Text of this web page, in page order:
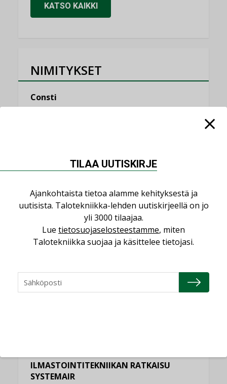
KATSO KAIKKI
NIMITYKSET
Consti
NIMITYKSET
Granlund Oy
Schneider Electric
NIMITYKSET
KATSO KAIKKI
ILMASTOINTITEKNIIKAN RATKAISU
SYSTEMAIR
TILAA UUTISKIRJE
Ajankohtaista tietoa alamme kehityksestä ja
uutisista. Talotekniikka-lehden uutiskirjeellä on jo
yli 3000 tilaajaa.
Lue tietosuojaselosteestamme, miten
Talotekniikka suojaa ja käsittelee tietojasi.